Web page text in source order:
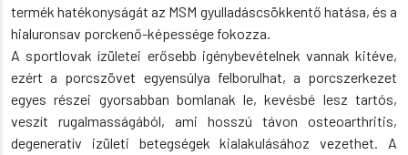
termék hatékonyságát az MSM gyulladáscsökkentő hatása, és a
hialuronsav porckenő-képessége fokozza.
A sportlovak ízületei erősebb igénybevételnek vannak kitéve,
ezért a porcszövet egyensúlya felborulhat, a porcszerkezet
egyes részei gyorsabban bomlanak le, kevésbé lesz tartós,
veszít rugalmasságából, ami hosszú távon osteoarthritis,
degeneratív izületi betegségek kialakulásához vezethet. A